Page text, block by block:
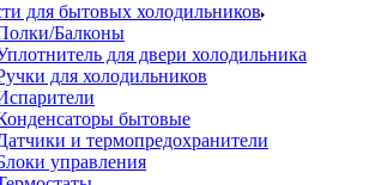
для бытовых холодильников
Балконы
для двери холодильника
для холодильников
бытовые
и термопредохранители
управления